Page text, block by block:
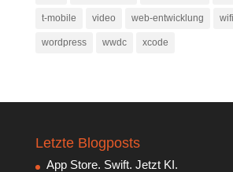
t-mobile video web-entwicklung wifi
wordpress wwdc xcode
Letzte Blogposts
App Store. Swift. Jetzt KI.